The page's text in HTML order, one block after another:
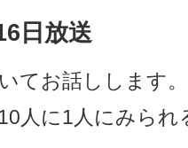
日放送
てお話しします。
人に1人にみら